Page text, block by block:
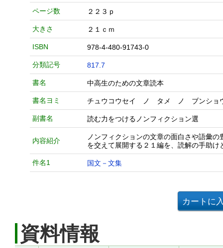
ページ数 ２２３ｐ
大きさ ２１ｃｍ
ISBN 978-4-480-91743-0
分類記号 817.7
書名 中高生のための文章読本
書名ヨミ チュウコウセイ ノ タメ ノ ブンショ
副書名 読む力をつけるノンフィクション選
内容紹介
ノンフィクションの文章の面白さや語彙
を交えて展開する２１編を、読解の手助
件名1 国文－文集
資料情報